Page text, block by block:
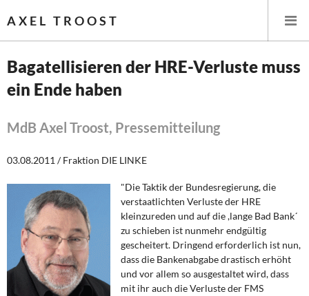
AXEL TROOST
Startseite
Themen
Leitlinien linker Wirtschafts- und Finanzpolitik
Wirtschaftspolitik
Steuer- und Finanzpolitik
Öffentliche Infrastruktur und Daseinsvorsorge
Eurokrise und Griechenland
Bagatellisieren der HRE-Verluste muss
ein Ende haben
MdB Axel Troost, Pressemitteilung
03.08.2011 / Fraktion DIE LINKE
"Die Taktik der Bundesregierung, die
verstaatlichten Verluste der HRE
kleinzureden und auf die ,lange Bad Bank´
zu schieben ist nunmehr endgültig
gescheitert. Dringend erforderlich ist nun,
dass die Bankenabgabe drastisch erhöht
und vor allem so ausgestaltet wird, dass
mit ihr auch die Verluste der FMS